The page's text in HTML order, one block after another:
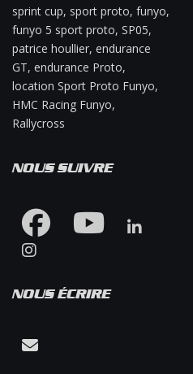
sprint cup, sport proto, funyo,
funyo 5 sport proto, SP05,
patrice houllier, endurance
GT, endurance Proto,
location Sport Proto Funyo,
HMC Racing Funyo,
Rallycross
NOUS SUIVRE
NOUS ÉCRIRE
Contacter-nous !